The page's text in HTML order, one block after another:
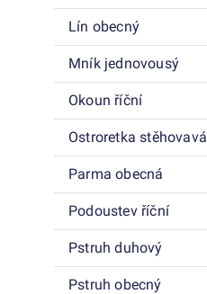
Lín obecný
Mník jednovousý
Okoun říční
Ostroretka stěhovavá
Parma obecná
Podoustev říční
Pstruh duhový
Pstruh obecný